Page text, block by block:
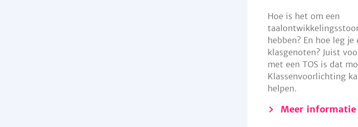
Hoe is het om een
hebben? En hoe leg
klasgenoten? Juist
met een TOS is dat
Klassenvoorlichting
helpen.
Meer informatie